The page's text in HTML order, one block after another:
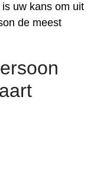
uw kans om uit
de meest